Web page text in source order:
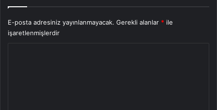
E-posta adresiniz yayınlanmayacak. Gerekli alanlar * ile
işaretlenmişlerdir